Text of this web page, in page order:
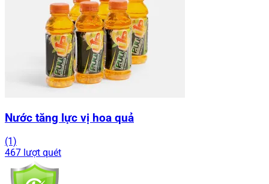
Nước tăng lực vị hoa quả
(1)
467 lượt quét